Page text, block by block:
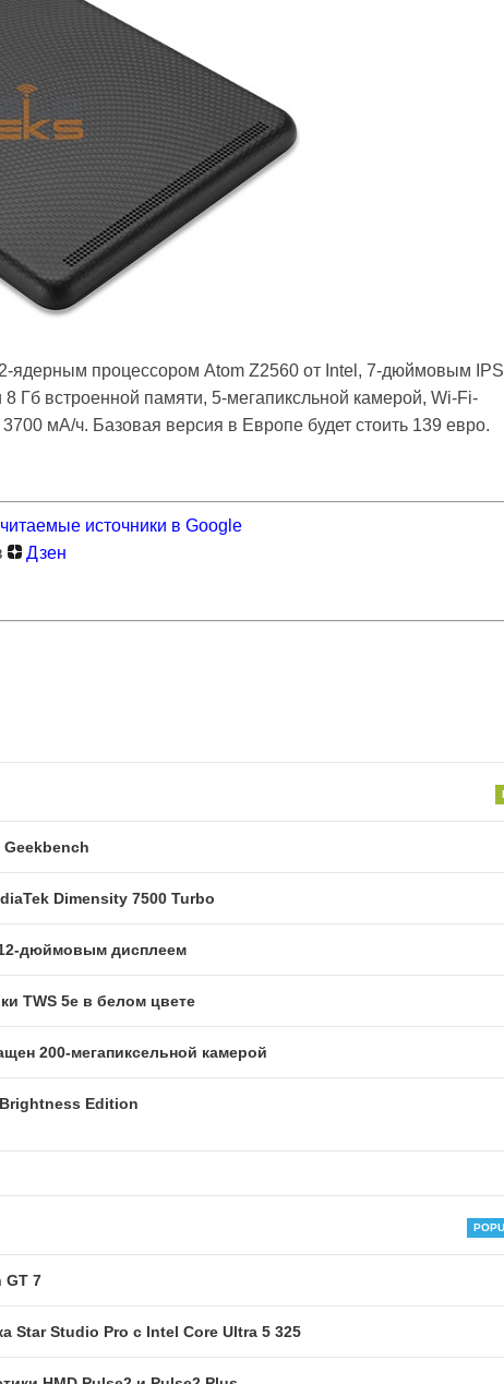
ядерным процессором Atom Z2560 от Intel, 7-дюймовым IPS
Гб встроенной памяти, 5-мегапиксльной камерой, Wi-Fi-
мА/ч. Базовая версия в Европе будет стоить 139 евро.
источники в Google
Дзен
Geekbench
Dimensity 7500 Turbo
12-дюймовым дисплеем
TWS 5e в белом цвете
200-мегапиксельной камерой
Edition
GT 7
Star Studio Pro с Intel Core Ultra 5 325